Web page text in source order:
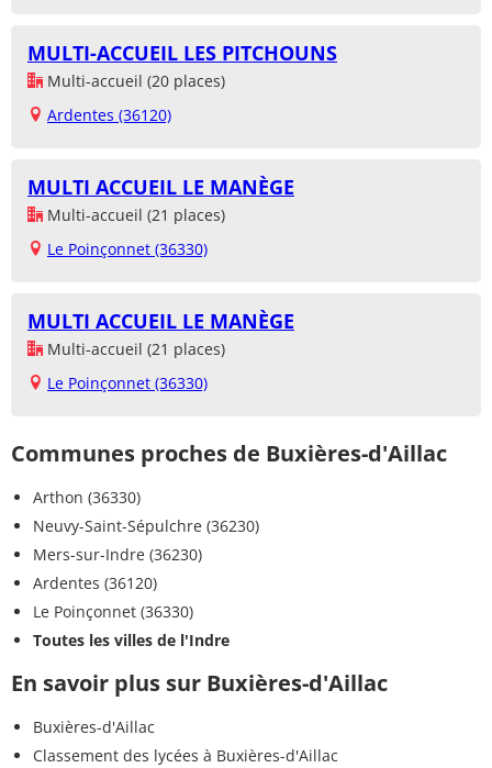
MULTI-ACCUEIL LES PITCHOUNS
Multi-accueil (20 places)
Ardentes (36120)
MULTI ACCUEIL LE MANÈGE
Multi-accueil (21 places)
Le Poinçonnet (36330)
MULTI ACCUEIL LE MANÈGE
Multi-accueil (21 places)
Le Poinçonnet (36330)
Communes proches de Buxières-d'Aillac
Arthon (36330)
Neuvy-Saint-Sépulchre (36230)
Mers-sur-Indre (36230)
Ardentes (36120)
Le Poinçonnet (36330)
Toutes les villes de l'Indre
En savoir plus sur Buxières-d'Aillac
Buxières-d'Aillac
Classement des lycées à Buxières-d'Aillac